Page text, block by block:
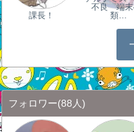
課長！
不良 端末
類…
フォロワー(88人)